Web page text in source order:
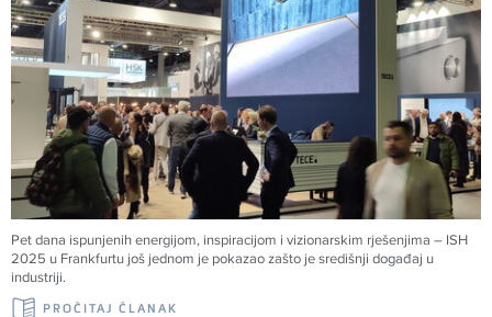
Pet dana ispunjenih energijom, inspiracijom i vizionarskim rješenjima – ISH
2025 u Frankfurtu još jednom je pokazao zašto je središnji događaj u
industriji.
PROČITAJ ČLANAK